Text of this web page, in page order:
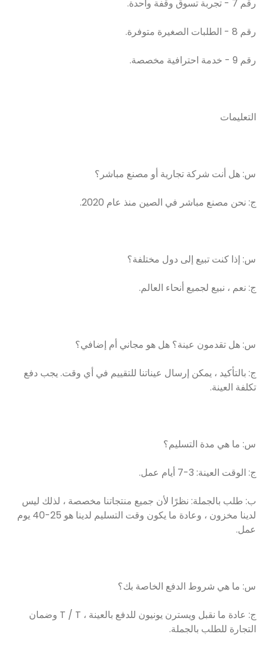
رقم 7 - تجربة تسوق وقفة واحدة.
رقم 8 - الطلبات الصغيرة متوفرة.
رقم 9 - خدمة احترافية مخصصة.
التعليمات
س: هل أنت شركة تجارية أو مصنع مباشر؟
ج: نحن مصنع مباشر في الصين منذ عام 2020.
س: إذا كنت تبيع إلى دول مختلفة؟
ج: نعم ، نبيع لجميع أنحاء العالم.
س: هل تقدمون عينة؟ هل هو مجاني أم إضافي؟
ج: بالتأكيد ، يمكن إرسال عيناتنا للتقييم في أي وقت. يجب دفع
تكلفة العينة.
س: ما هي مدة التسليم؟
ج: الوقت العينة: 3-7 أيام عمل.
ب: طلب بالجملة: نظرًا لأن جميع منتجاتنا مخصصة ، لذلك ليس
لدينا مخزون ، وعادة ما يكون وقت التسليم لدينا هو 25-40 يوم
عمل.
س: ما هي شروط الدفع الخاصة بك؟
ج: عادة ما نقبل ويسترن يونيون للدفع بالعينة ، T / T وضمان
التجارة للطلب بالجملة.